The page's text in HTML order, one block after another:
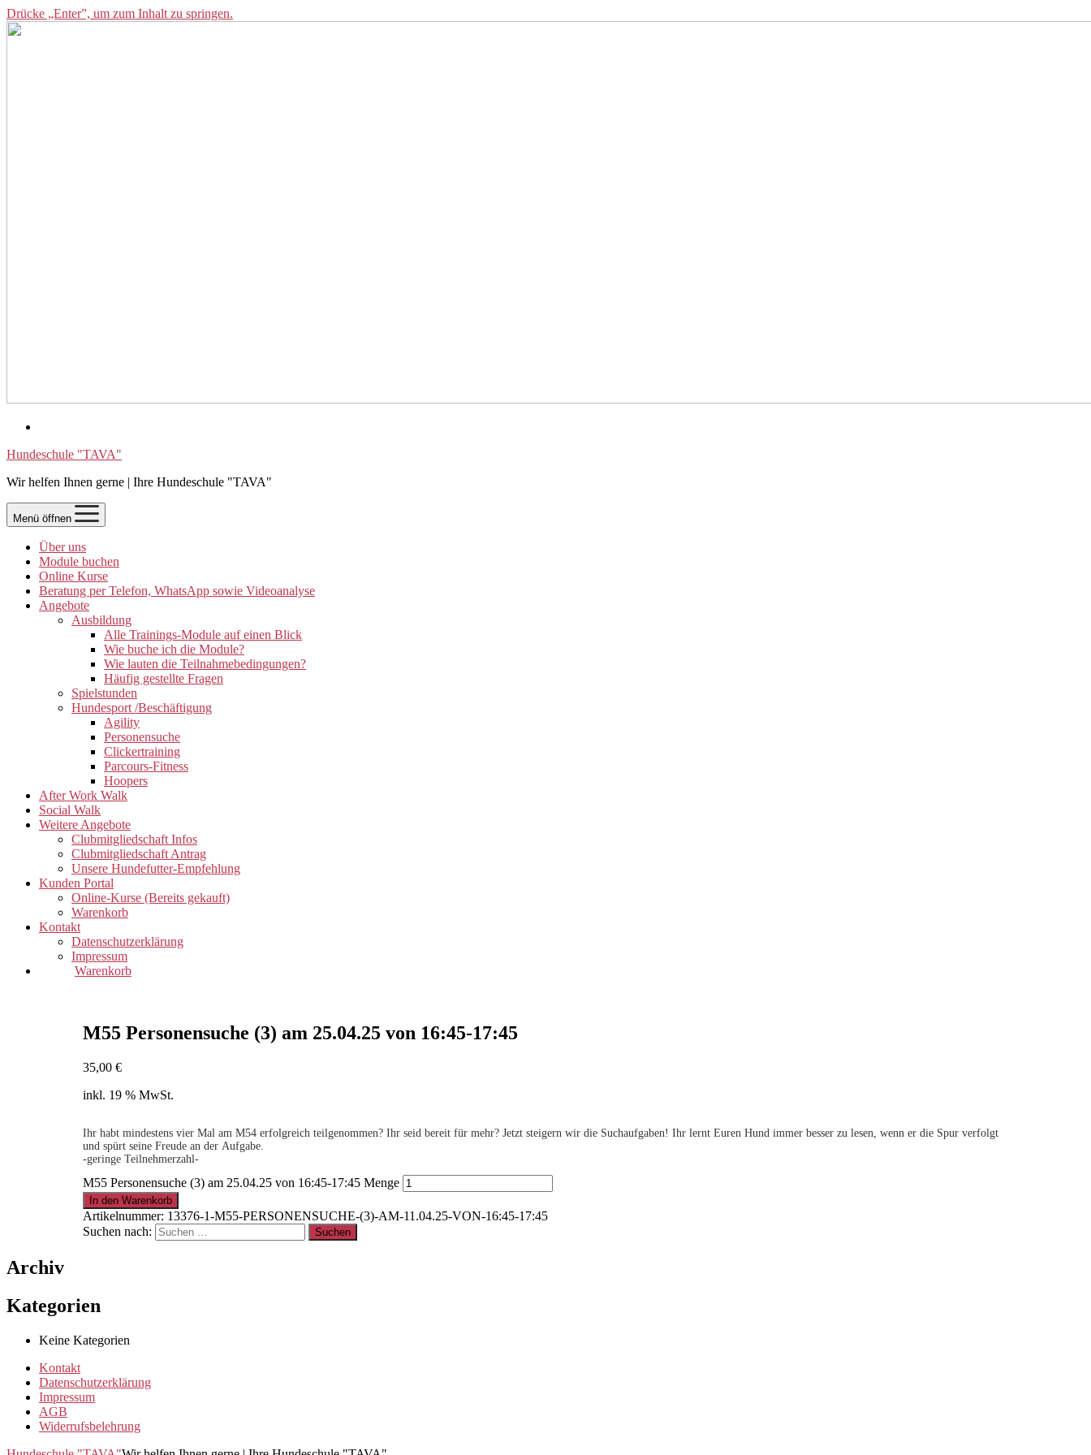
Drücke „Enter”, um zum Inhalt zu springen.
Hundeschule "TAVA"
Wir helfen Ihnen gerne | Ihre Hundeschule "TAVA"
Menü öffnen
Über uns
Module buchen
Online Kurse
Beratung per Telefon, WhatsApp sowie Videoanalyse
Angebote
Ausbildung
Alle Trainings-Module auf einen Blick
Wie buche ich die Module?
Wie lauten die Teilnahmebedingungen?
Häufig gestellte Fragen
Spielstunden
Hundesport /Beschäftigung
Agility
Personensuche
Clickertraining
Parcours-Fitness
Hoopers
After Work Walk
Social Walk
Weitere Angebote
Clubmitgliedschaft Infos
Clubmitgliedschaft Antrag
Unsere Hundefutter-Empfehlung
Kunden Portal
Online-Kurse (Bereits gekauft)
Warenkorb
Kontakt
Datenschutzerklärung
Impressum
Warenkorb
M55 Personensuche (3) am 25.04.25 von 16:45-17:45
35,00€
inkl. 19 % MwSt.
Ihr habt mindestens vier Mal am M54 erfolgreich teilgenommen? Ihr seid bereit für mehr? Jetzt steigern wir die Suchaufgaben! Ihr lernt Euren Hund immer besser zu lesen, wenn er die Spur verfolgt
und spürt seine Freude an der Aufgabe.
-geringe Teilnehmerzahl-
.
Clubmitglied werden ?
M55 Personensuche (3) am 25.04.25 von 16:45-17:45 Menge
In den Warenkorb
Artikelnummer: 13376-1-M55-PERSONENSUCHE-(3)-AM-11.04.25-VON-16:45-17:45
Suchen nach:
Archiv
Kategorien
Keine Kategorien
Kontakt
Datenschutzerklärung
Impressum
AGB
Widerrufsbelehrung